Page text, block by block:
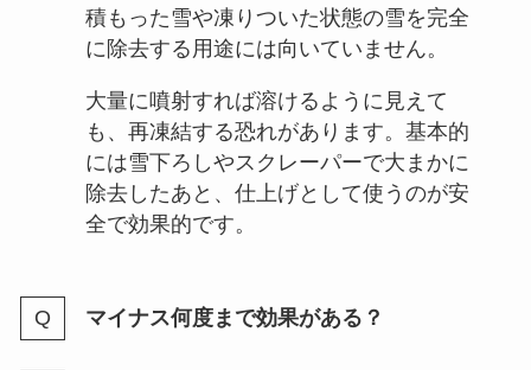
積もった雪や凍りついた状態の雪を完全
に除去する用途には向いていません。
大量に噴射すれば溶けるように見えて
も、再凍結する恐れがあります。基本的
には雪下ろしやスクレーパーで大まかに
除去したあと、仕上げとして使うのが安
全で効果的です。
マイナス何度まで効果がある？